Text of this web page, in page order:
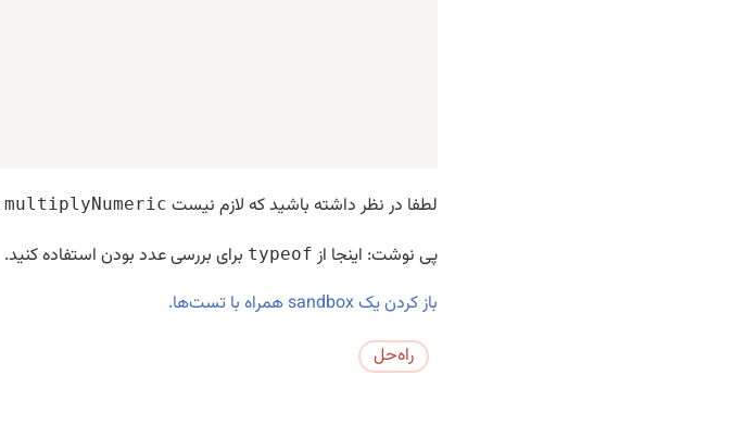
لطفا در نظر داشته باشید که لازم نیست multiplyNumeric
پی نوشت: اینجا از typeof برای بررسی عدد بودن استفاده کنید.
باز کردن یک sandbox همراه با تست‌ها.
راه‌حل